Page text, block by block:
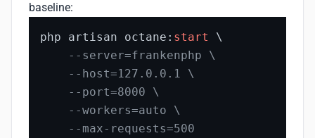
baseline:
php artisan octane: start
\
--server=frankenphp \
--host=127.0.0.1 \
--port=8000 \
--workers=auto \
--max-requests=500